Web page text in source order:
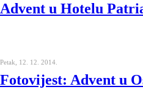
Advent u Hotelu
Petak, 12. 12. 2014.
Fotovijest: Advent u